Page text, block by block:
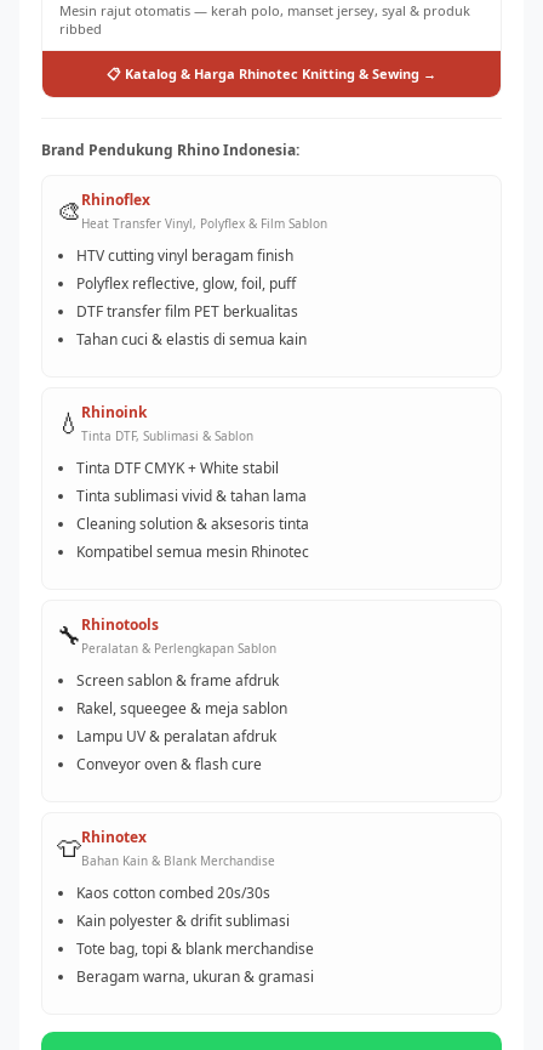
Mesin rajut otomatis — kerah polo, manset jersey, syal & produk
ribbed
📋 Katalog & Harga Rhinotec Knitting & Sewing →
Brand Pendukung Rhino Indonesia:
🎨Rhinoflex
Heat Transfer Vinyl, Polyflex & Film Sablon
HTV cutting vinyl beragam finish
Polyflex reflective, glow, foil, puff
DTF transfer film PET berkualitas
Tahan cuci & elastis di semua kain
💧 Rhinoink
Tinta DTF, Sublimasi & Sablon
Tinta DTF CMYK + White stabil
Tinta sublimasi vivid & tahan lama
Cleaning solution & aksesoris tinta
Kompatibel semua mesin Rhinotec
🔧Rhinotools
Peralatan & Perlengkapan Sablon
Screen sablon & frame afdruk
Rakel, squeegee & meja sablon
Lampu UV & peralatan afdruk
Conveyor oven & flash cure
👕Rhinotex
Bahan Kain & Blank Merchandise
Kaos cotton combed 20s/30s
Kain polyester & drifit sublimasi
Tote bag, topi & blank merchandise
Beragam warna, ukuran & gramasi